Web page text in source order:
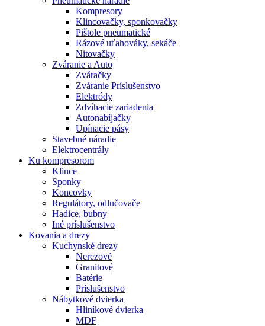
Kompresory
Klincovačky, sponkovačky
Pištole pneumatické
Rázové uťahováky, sekáče
Nitovačky
Zváranie a Auto
Zváračky
Zváranie Príslušenstvo
Elektródy
Zdvíhacie zariadenia
Autonabíjačky
Upínacie pásy
Stavebné náradie
Elektrocentrály
Ku kompresorom
Klince
Sponky
Koncovky
Regulátory, odlučovače
Hadice, bubny
Iné príslušenstvo
Kovania a drezy
Kuchynské drezy
Nerezové
Granitové
Batérie
Príslušenstvo
Nábytkové dvierka
Hliníkové dvierka
MDF